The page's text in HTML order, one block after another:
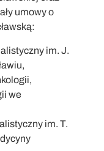
umowy o
im. J.
we
im. T.